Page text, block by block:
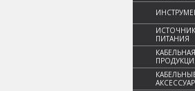
ПИТАНИЯ
КАБЕЛЬНАЯ